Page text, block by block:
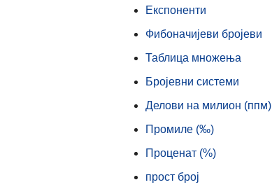
Експоненти
Фибоначијеви бројеви
Таблица множења
Бројевни системи
Делови на милион (ппм)
Промиле (‰)
Проценат (%)
прост број